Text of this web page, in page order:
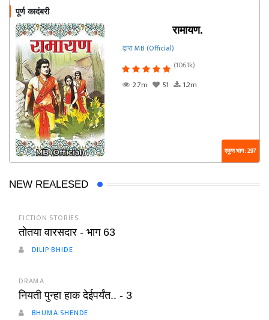
पूर्ण कादंबरी
रामायण.
द्वारा MB (Official)
(106.1k)
2.7m
51 1.2m
एकूण भाग : 297
NEW REALESED
FICTION STORIES
तोतया वारसदार - भाग 63
DILIP BHIDE
DRAMA
नियती पुन्हा हाक देईपर्यंत.. - 3
BHUMA SHENDE